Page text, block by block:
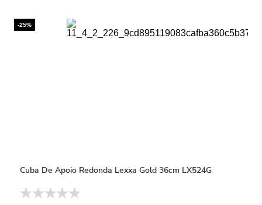
-25%
Cuba De Apoio Redonda Lexxa Gold 36cm LX524G